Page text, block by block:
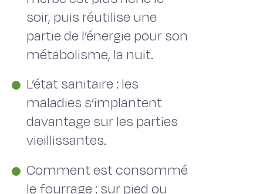
soir, puis réutilise une
partie de l’énergie pour son
métabolisme, la nuit.
L’état sanitaire : les
maladies s’implantent
davantage sur les parties
vieillissantes.
Comment est consommé
le fourrage : sur pied ou